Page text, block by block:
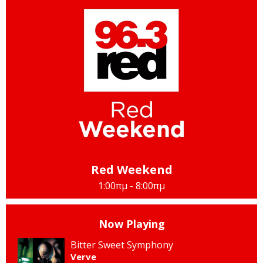
Red Weekend
1:00πμ - 8:00πμ
Now Playing
Bitter Sweet Symphony
Verve